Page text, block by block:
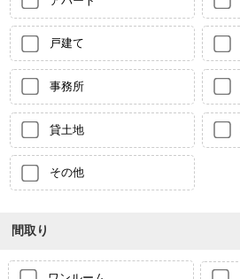
戸建て
事務所
貸土地
その他
間取り